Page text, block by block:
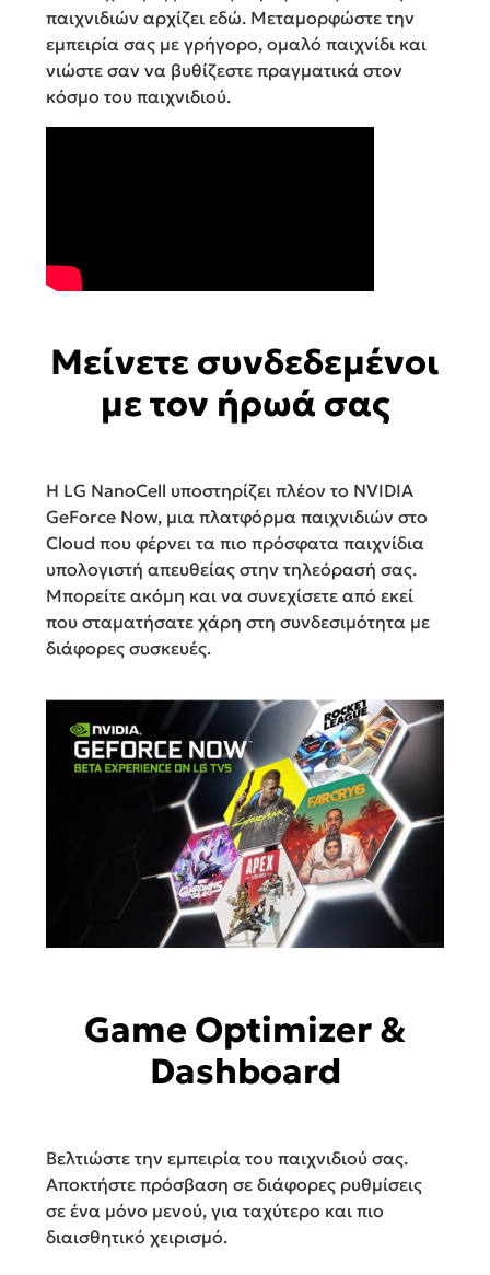
παιχνιδιών αρχίζει εδώ. Μεταμορφώστε την
εμπειρία σας με γρήγορο, ομαλό παιχνίδι και
νιώστε σαν να βυθίζεστε πραγματικά στον
κόσμο του παιχνιδιού.
Μείνετε συνδεδεμένοι
με τον ήρωά σας
Η LG NanoCell υποστηρίζει πλέον το NVIDIA
GeForce Now, μια πλατφόρμα παιχνιδιών στο
Cloud που φέρνει τα πιο πρόσφατα παιχνίδια
υπολογιστή απευθείας στην τηλεόρασή σας.
Μπορείτε ακόμη και να συνεχίσετε από εκεί
που σταματήσατε χάρη στη συνδεσιμότητα με
διάφορες συσκευές.
Game Optimizer &
Dashboard
Βελτιώστε την εμπειρία του παιχνιδιού σας.
Αποκτήστε πρόσβαση σε διάφορες ρυθμίσεις
σε ένα μόνο μενού, για ταχύτερο και πιο
διαισθητικό χειρισμό.